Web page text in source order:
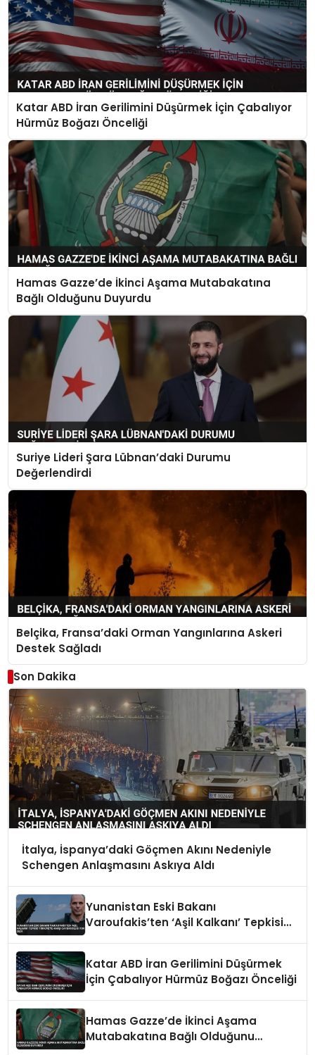
Katar ABD İran Gerilimini Düşürmek İçin Çabalıyor
Hürmüz Boğazı Önceliği
Hamas Gazze’de İkinci Aşama Mutabakatına
Bağlı Olduğunu Duyurdu
Suriye Lideri Şara Lübnan’daki Durumu
Değerlendirdi
Belçika, Fransa’daki Orman Yangınlarına Askeri
Destek Sağladı
Son Dakika
İtalya, İspanya’daki Göçmen Akını Nedeniyle
Schengen Anlaşmasını Askıya Aldı
Yunanistan Eski Bakanı
Varoufakis’ten ‘Aşil Kalkanı’ Tepkisi
Katar ABD İran Gerilimini Düşürmek
İçin Çabalıyor Hürmüz Boğazı Önceliği
Hamas Gazze’de İkinci Aşama
Mutabakatına Bağlı Olduğunu